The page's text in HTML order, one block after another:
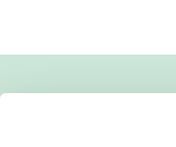
Blijf op de